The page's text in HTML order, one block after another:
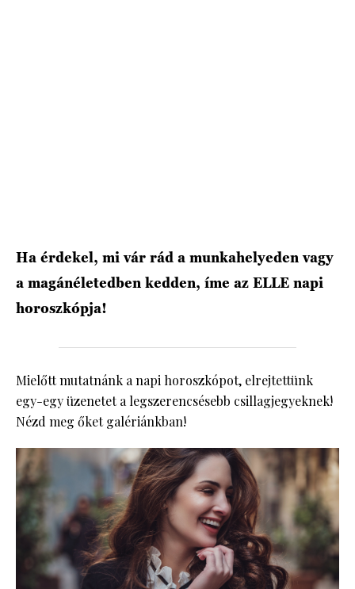
Ha érdekel, mi vár rád a munkahelyeden vagy
a magánéletedben kedden, íme az ELLE napi
horoszkópja!
Mielőtt mutatnánk a napi horoszkópot, elrejtettünk
egy-egy üzenetet a legszerencsésebb csillagjegyeknek!
Nézd meg őket galériánkban!